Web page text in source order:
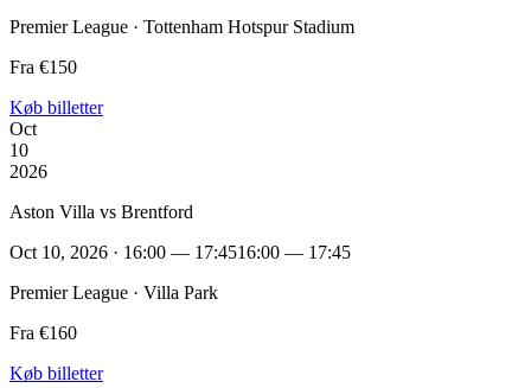
Premier League · Tottenham Hotspur Stadium
Fra €150
Køb billetter
Oct
10
2026
Aston Villa vs Brentford
Oct 10, 2026 · 16:00 — 17:4516:00 — 17:45
Premier League · Villa Park
Fra €160
Køb billetter